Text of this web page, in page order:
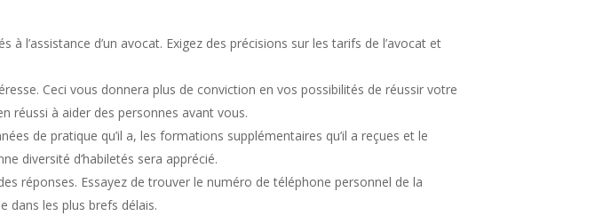
l’assistance d’un avocat. Exigez des précisions sur les tarifs de l’avocat et
Ceci vous donnera plus de conviction en vos possibilités de réussir votre
réussi à aider des personnes avant vous.
de pratique qu’il a, les formations supplémentaires qu’il a reçues et le
diversité d’habiletés sera apprécié.
réponses. Essayez de trouver le numéro de téléphone personnel de la
dans les plus brefs délais.